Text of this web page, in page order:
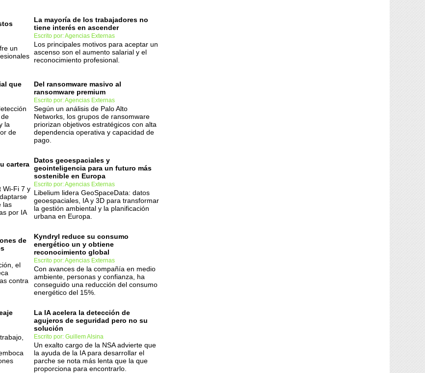
un
La mayoría de los trabajadores no
tiene interés en ascender
Escrito por: Agencias Externas
Los principales motivos para aceptar un
ascenso son el aumento salarial y el
reconocimiento profesional.
que
la
de
Del ransomware masivo al
ransomware premium
Escrito por: Agencias Externas
Según un análisis de Palo Alto
Networks, los grupos de ransomware
priorizan objetivos estratégicos con alta
dependencia operativa y capacidad de
pago.
cartera
Wi-Fi 7 y
las
por IA
Datos geoespaciales y
geointeligencia para un futuro más
sostenible en Europa
Escrito por: Agencias Externas
Libelium lidera GeoSpaceData: datos
geoespaciales, IA y 3D para transformar
la gestión ambiental y la planificación
urbana en Europa.
de
el
contra
Kyndryl reduce su consumo
energético un y obtiene
reconocimiento global
Escrito por: Agencias Externas
Con avances de la compañía en medio
ambiente, personas y confianza, ha
conseguido una reducción del consumo
energético del 15%.
La IA acelera la detección de
agujeros de seguridad pero no su
solución
Escrito por: Guillem Alsina
Un exalto cargo de la NSA advierte que
la ayuda de la IA para desarrollar el
parche se nota más lenta que la que
proporciona para encontrarlo.